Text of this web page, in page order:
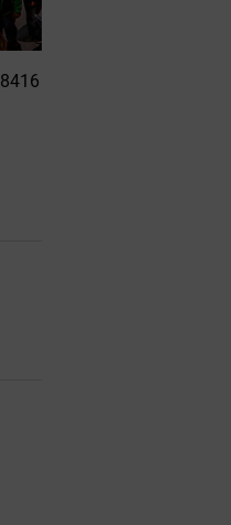
8416